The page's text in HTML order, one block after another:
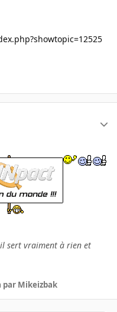
sert vraiment à rien et
par Mikeizbak